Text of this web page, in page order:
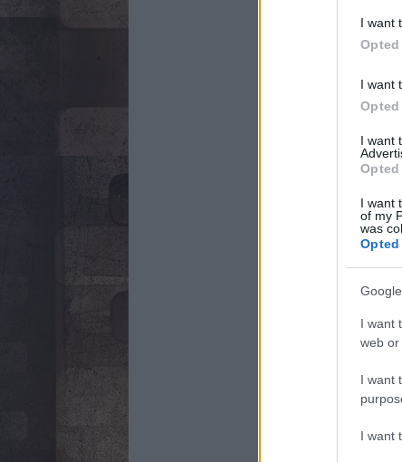
I want
Opted
I want
Opted
I want
Opted
I want
of my
was
I want
web or
I want
I want